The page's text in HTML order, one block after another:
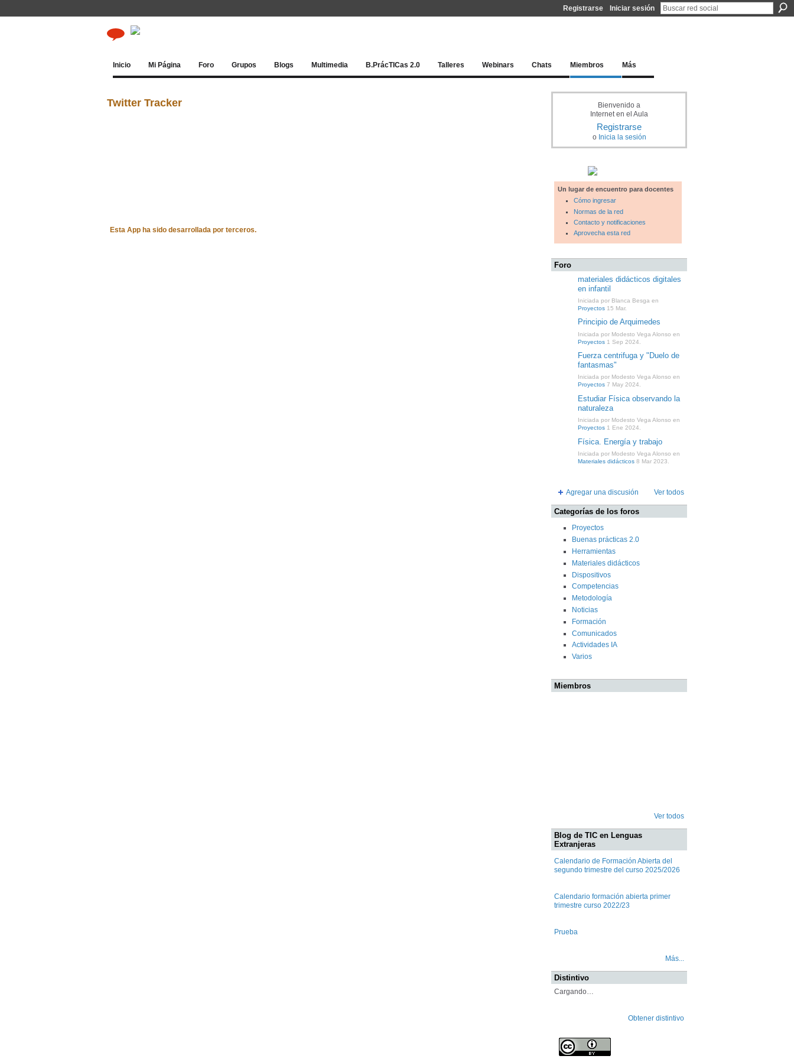
Registrarse Iniciar sesión
Inicio Mi Página Foro Grupos Blogs Multimedia B.PrácTICas 2.0 Talleres Webinars Chats Miembros Más
Twitter Tracker
Esta App ha sido desarrollada por terceros.
Bienvenido a
Internet en el Aula
Registrarse
o Inicia la sesión
Un lugar de encuentro para docentes
Cómo ingresar
Normas de la red
Contacto y notificaciones
Aprovecha esta red
Foro
materiales didácticos digitales
en infantil
Iniciada por Blanca Besga en
Proyectos 15 Mar.
Principio de Arquimedes
Iniciada por Modesto Vega Alonso en
Proyectos 1 Sep 2024.
Fuerza centrifuga y "Duelo de
fantasmas"
Iniciada por Modesto Vega Alonso en
Proyectos 7 May 2024.
Estudiar Física observando la
naturaleza
Iniciada por Modesto Vega Alonso en
Proyectos 1 Ene 2024.
Física. Energía y trabajo
Iniciada por Modesto Vega Alonso en
Materiales didácticos 8 Mar 2023.
Agregar una discusión Ver todos
Categorías de los foros
Proyectos
Buenas prácticas 2.0
Herramientas
Materiales didácticos
Dispositivos
Competencias
Metodología
Noticias
Formación
Comunicados
Actividades IA
Varios
Miembros
Ver todos
Blog de TIC en Lenguas
Extranjeras
Calendario de Formación Abierta del
segundo trimestre del curso 2025/2026
Calendario formación abierta primer
trimestre curso 2022/23
Prueba
Más...
Distintivo
Cargando…
Obtener distintivo